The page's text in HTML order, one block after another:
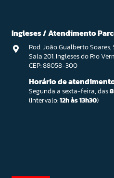
Ingleses / Atendimento
Rod. João Gualberto
Sala 201. Ingleses do Rio
CEP: 88058-300
Horário de
Segunda a sexta-feira, das
(Intervalo:12h às 13h30)